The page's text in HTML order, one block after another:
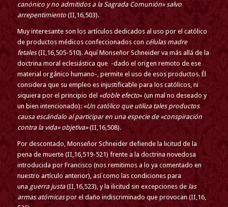
canónico y no admitidos a la Sagrada Comunión» salvo
arrepentimiento(II,16,503).
Muy interesante son los artículos dedicados al uso por el católico
de productos médicos confeccionados con células madre
fetales(II,16,505-510). Aquí Monseñor Schneider va más allá de la
doctrina moral eclesiástica que -dado el origen remoto de ese
material orgánico humano-, permite el uso de esos productos. Él
considera que su empleo es injustificable para los católicos, ni
siquiera por el principio del «doble efecto» (un mal no deseado y
un bien intencionado):«Un católico que utiliza tales productos
causa escándalo al participar en una especie de «conspiración
contra la vida» objetiva»(II,16,508).
Por descontado, Monseñor Schneider defiende la licitud de la
pena de muerte (II,16,519-521) frente a la doctrina novedosa
introducida por Francisco (nos remitimos a lo ya comentado en
nuestro artículo anterior), así como las condiciones para
una guerra justa(II,16,523), y la ilicitud sin excepciones de las
armas atómicaspor el daño indiscriminado que provocan (II,16,